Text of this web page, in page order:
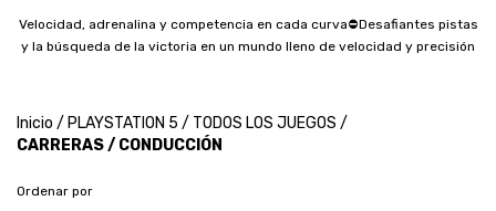
Velocidad, adrenalina y competencia en cada curva⛔Desafiantes pistas
y la búsqueda de la victoria en un mundo lleno de velocidad y precisión
Inicio / PLAYSTATION 5 / TODOS LOS JUEGOS /
CARRERAS / CONDUCCIÓN
Ordenar por